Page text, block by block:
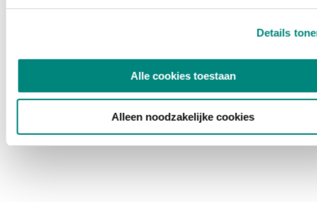
Details
Alle cookies toestaan
Alleen noodzakelijke cookies